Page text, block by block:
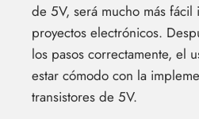
de 5V, será mucho más fácil
proyectos electrónicos.
los pasos correctamente, el
estar cómodo con la
transistores de 5V.